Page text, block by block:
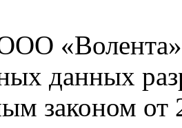
данных
законом